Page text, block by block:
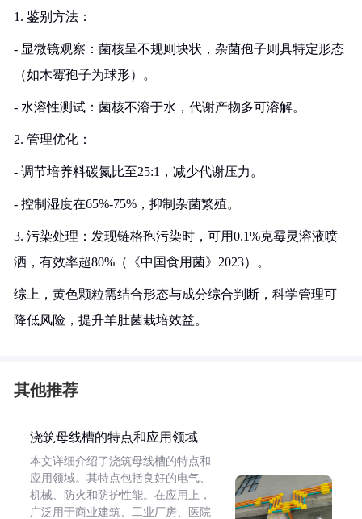
1. 鉴别方法：
- 显微镜观察：菌核呈不规则块状，杂菌孢子则具特定形态
（如木霉孢子为球形）。
- 水溶性测试：菌核不溶于水，代谢产物多可溶解。
2. 管理优化：
- 调节培养料碳氮比至25:1，减少代谢压力。
- 控制湿度在65%-75%，抑制杂菌繁殖。
3. 污染处理：发现链格孢污染时，可用0.1%克霉灵溶液喷
洒，有效率超80%（《中国食用菌》2023）。
综上，黄色颗粒需结合形态与成分综合判断，科学管理可
降低风险，提升羊肚菌栽培效益。
其他推荐
浇筑母线槽的特点和应用领域
本文详细介绍了浇筑母线槽的特点和
应用领域。其特点包括良好的电气、
机械、防火和防护性能。在应用上，
广泛用于商业建筑、工业厂房、医院